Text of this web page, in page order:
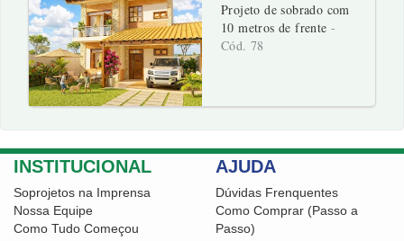
Projeto de sobrado com
10 metros de frente-
Cód. 78
INSTITUCIONAL
Soprojetos na Imprensa
Nossa Equipe
Como Tudo Começou
AJUDA
Dúvidas Frenquentes
Como Comprar (Passo a
Passo)